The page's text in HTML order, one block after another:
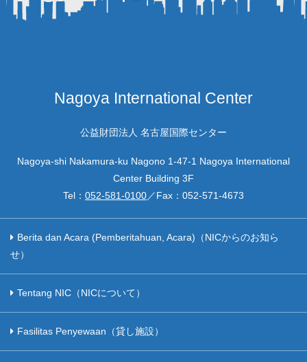
Nagoya International Center
公益財団法人 名古屋国際センター
Nagoya-shi Nakamura-ku Nagono 1-47-1 Nagoya International
Center Building 3F
Tel： 052-581-0100／Fax： 052-571-4673
Berita dan Acara (Pemberitahuan, Acara)（NICからのお知ら
せ）
Tentang NIC（NICについて）
Fasilitas Penyewaan（貸し施設）